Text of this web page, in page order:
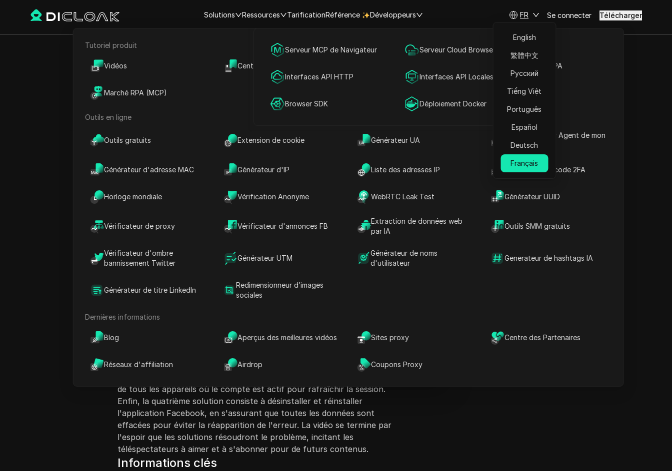
Solutions
E-commerce Marketing des médias sociaux
Publicité
Partage de compte
Ressources
Tutoriel produit
Vidéos Centre d'aide Marché de la RPA
Marché RPA (MCP)
Outils en ligne
Outils gratuits Extension de cookie Générateur UA
Quel est le User Agent de mon
navigateur
Générateur d'adresse MAC Générateur d'IP Liste des adresses IP Générateur de code 2FA
Horloge mondiale Vérification Anonyme WebRTC Leak Test Générateur UUID
Vérificateur de proxy Vérificateur d'annonces FB
Extraction de données web
par IA
Outils SMM gratuits
Vérificateur d'ombre
bannissement Twitter
Générateur UTM
Générateur de noms
d'utilisateur
Generateur de hashtags IA
Générateur de titre LinkedIn
Redimensionneur d’images
sociales
Dernières informations
Blog Aperçus des meilleures vidéos Sites proxy Centre des Partenaires
Réseaux d'affiliation Airdrop Coupons Proxy
TarificationRéférence Développeurs
Serveur MCP de Navigateur Serveur Cloud Browser MCP
Interfaces API HTTP Interfaces API Locales
Browser SDK Déploiement Docker
FR
English
繁體中文
Русский
Tiếng Việt
Português
Español
Deutsch
Français
Se connecter Télécharger
Accueil|Aperçus des meilleures vidéos
SESSION DE FACEBOOK EXPIRÉE ANDROID FIX |
Comment réparer la session expirée de Facebook
Play Video: SESSION DE FACEBOOK EXPIRÉE ANDROID FIX | Comment réparer la session expirée de Facebook
Introduction au contenu
Poser des questions sur cette page
Ouvrir dans Claude
Poser des questions sur cette page
Ce tutoriel vidéo présente quatre solutions pour résoudre l'erreur
'session Facebook expirée'. L'animateur commence par encourager les
téléspectateurs à aimer et partager la vidéo. La première solution
téléphone. La deuxième solution suggère de se déconnecter du compte et
de tous les appareils où le compte est actif pour rafraîchir la session.
Enfin, la quatrième solution consiste à désinstaller et réinstaller
l'application Facebook, en s'assurant que toutes les données sont
effacées pour éviter la réapparition de l'erreur. La vidéo se termine par
l'espoir que les solutions résoudront le problème, incitant les
téléspectateurs à aimer et à s'abonner pour de futurs contenus.
Informations clés
Introduction au contenu
Informations clés
Questions et réponses
DICloak garde la gestion de
vos multiples comptes en